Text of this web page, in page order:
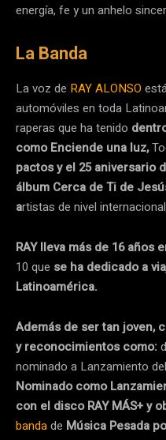
energía, fe y un anhelo
La Banda
La voz de RAY ALONSO
automóviles en toda
raperas que ha tenido
como Enciende una luz,
pactos y el 25 aniversario
álbum Cerca de Ti de
artistas de nivel
RAY lleva más de 16 años
10 que se ha dedicado a
Latinoamérica.
Además de ser tan joven,
y reconocimientos como:
nominado a Lanzamiento
Nominado como
con el disco RAY MÁS+ y
bandade Música Pesada